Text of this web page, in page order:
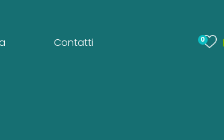
Contatti 0